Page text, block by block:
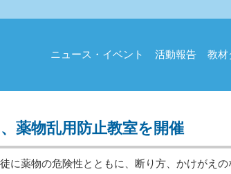
ニュース・イベント 活動報告 教材
薬物乱用防止教室を開催
に薬物の危険性とともに、断り方、かけがえの